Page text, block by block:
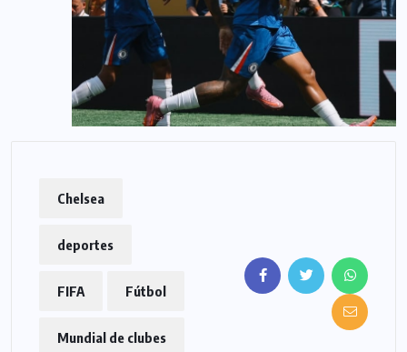
Chelsea
deportes
FIFA Fútbol
Mundial de clubes